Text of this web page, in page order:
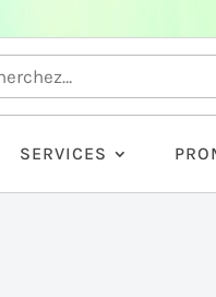
SERVICES